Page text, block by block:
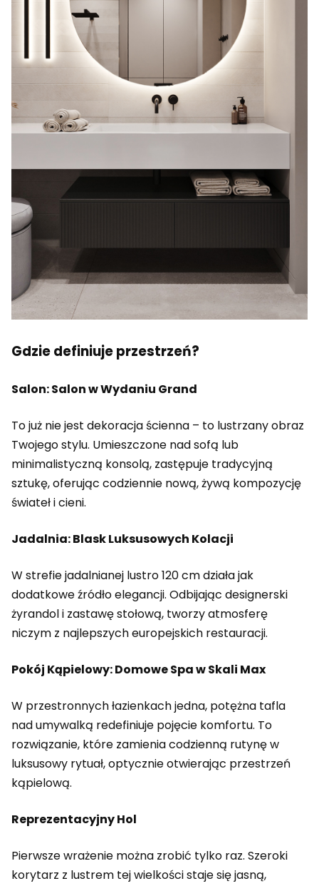
Gdzie definiuje przestrzeń?
Salon: Salon w Wydaniu Grand
To już nie jest dekoracja ścienna – to lustrzany obraz
Twojego stylu. Umieszczone nad sofą lub
minimalistyczną konsolą, zastępuje tradycyjną
sztukę, oferując codziennie nową, żywą kompozycję
świateł i cieni.
Jadalnia: Blask Luksusowych Kolacji
W strefie jadalnianej lustro 120 cm działa jak
dodatkowe źródło elegancji. Odbijając designerski
żyrandol i zastawę stołową, tworzy atmosferę
niczym z najlepszych europejskich restauracji.
Pokój Kąpielowy: Domowe Spa w Skali Max
W przestronnych łazienkach jedna, potężna tafla
nad umywalką redefiniuje pojęcie komfortu. To
rozwiązanie, które zamienia codzienną rutynę w
luksusowy rytuał, optycznie otwierając przestrzeń
kąpielową.
Reprezentacyjny Hol
Pierwsze wrażenie można zrobić tylko raz. Szeroki
korytarz z lustrem tej wielkości staje się jasną,